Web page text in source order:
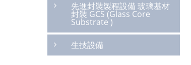
先進封裝製程設備 玻璃基材
封裝 GCS (Glass Core
Substrate )
生技設備